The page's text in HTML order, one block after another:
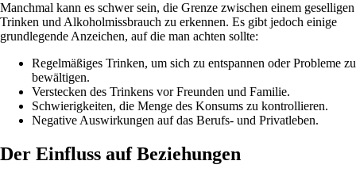
Manchmal kann es schwer sein, die Grenze zwischen einem geselligen
Trinken und Alkoholmissbrauch zu erkennen. Es gibt jedoch einige
grundlegende Anzeichen, auf die man achten sollte:
Regelmäßiges Trinken, um sich zu entspannen oder Probleme zu
bewältigen.
Verstecken des Trinkens vor Freunden und Familie.
Schwierigkeiten, die Menge des Konsums zu kontrollieren.
Negative Auswirkungen auf das Berufs- und Privatleben.
Der Einfluss auf Beziehungen